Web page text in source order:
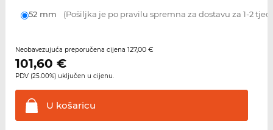
52 mm (Pošiljka je po pravilu spremna za dostavu za 1-2
Neobavezujuća preporučena cijena 127,00 €
101,60 €
PDV (25.00%) uključen u cijenu.
U košaricu